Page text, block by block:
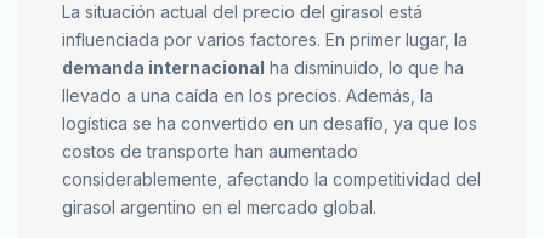
La situación actual del precio del girasol está
influenciada por varios factores. En primer lugar, la
demanda internacional ha disminuido, lo que ha
llevado a una caída en los precios. Además, la
logística se ha convertido en un desafío, ya que los
costos de transporte han aumentado
considerablemente, afectando la competitividad del
girasol argentino en el mercado global.